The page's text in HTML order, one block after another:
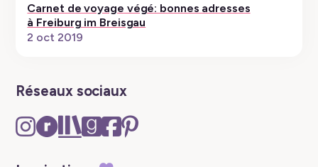
Carnet de voyage végé: bonnes adresses
à Freiburg im Breisgau
2 oct 2019
Réseaux sociaux
Instagram
–
Ravelry
–
The
Storygraph
Goodreads
–
Facebook
–
Pinterest